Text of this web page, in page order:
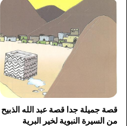
قصة جميلة جدا قصة عبد الله الذبيح
من السيرة النبوية لخير البرية